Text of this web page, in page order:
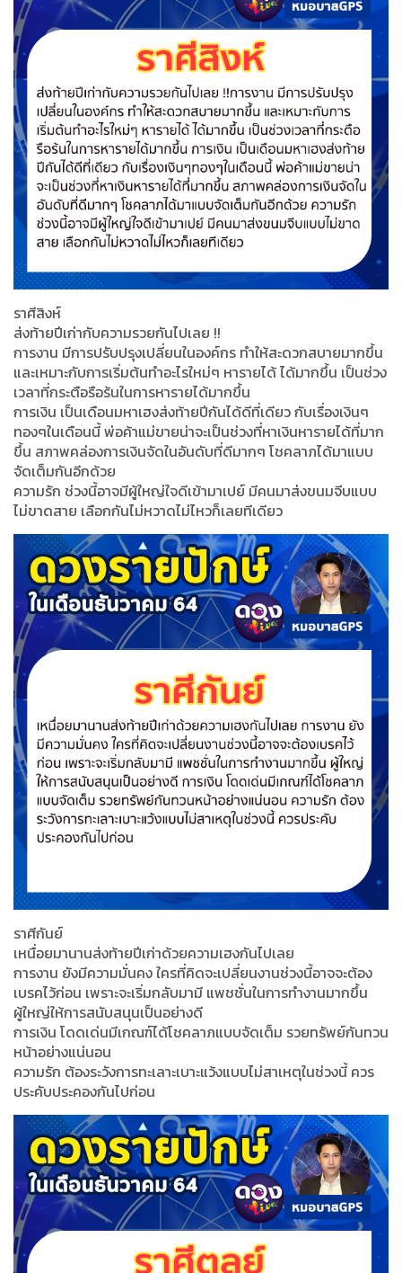
ราศีสิงห์
ส่งท้ายปีเก่ากับความรวยกันไปเลย !!
การงาน มีการปรับปรุงเปลี่ยนในองค์กร ทำให้สะดวกสบายมากขึ้น
และเหมาะกับการเริ่มต้นทำอะไรใหม่ๆ หารายได้ ได้มากขึ้น เป็นช่วง
เวลาที่กระตือรือร้นในการหารายได้มากขึ้น
การเงิน เป็นเดือนมหาเฮงส่งท้ายปีกันได้ดีที่เดียว กับเรื่องเงินๆ
ทองๆในเดือนนี้ พ่อค้าแม่ขายน่าจะเป็นช่วงที่หาเงินหารายได้ที่มาก
ขึ้น สภาพคล่องการเงินจัดในอันดับที่ดีมากๆ โชคลาภได้มาแบบ
จัดเต็มกันอีกด้วย
ความรัก ช่วงนี้อาจมีผู้ใหญ่ใจดีเข้ามาเปย์ มีคนมาส่งขนมจีบแบบ
ไม่ขาดสาย เลือกกันไม่หวาดไม่ไหวก็เลยทีเดียว
ราศีกันย์
เหนื่อยมานานส่งท้ายปีเก่าด้วยความเฮงกันไปเลย
การงาน ยังมีความมั่นคง ใครที่คิดจะเปลี่ยนงานช่วงนี้อาจจะต้อง
เบรคไว้ก่อน เพราะจะเริ่มกลับมามี แพชชั่นในการทำงานมากขึ้น
ผู้ใหญ่ให้การสนับสนุนเป็นอย่างดี
การเงิน โดดเด่นมีเกณฑ์ได้โชคลาภแบบจัดเต็ม รวยทรัพย์กันทวน
หน้าอย่างแน่นอน
ความรัก ต้องระวังการทะเลาะเบาะแว้งแบบไม่สาเหตุในช่วงนี้ ควร
ประคับประคองกันไปก่อน